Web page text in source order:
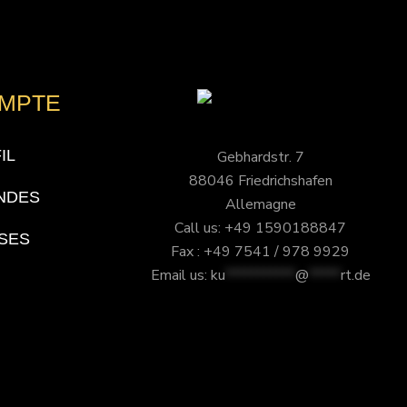
Gebhardstr. 7
88046 Friedrichshafen
Allemagne
Call us: +49 1590188847
Fax : +49 7541 / 978 9929
Email us: ku @ rt.de